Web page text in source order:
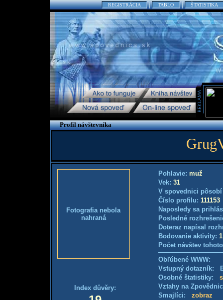
REGISTRÁCIA TABLO ŠTATISTIKA
Profil návštevníka
Fotografia nebola
nahraná
Index důvěry:
Pohlavie: muž
Vek: 31
V spovednici
Číslo profilu: 111153
Naposledy sa
Posledné
Doteraz napísal
Bodovanie aktivity:
Počet návštev
Obľúbené WWW:
Vstupný dotazník:
Osobné štatistiky:
Vztahy na
Smajlíci: zobraz